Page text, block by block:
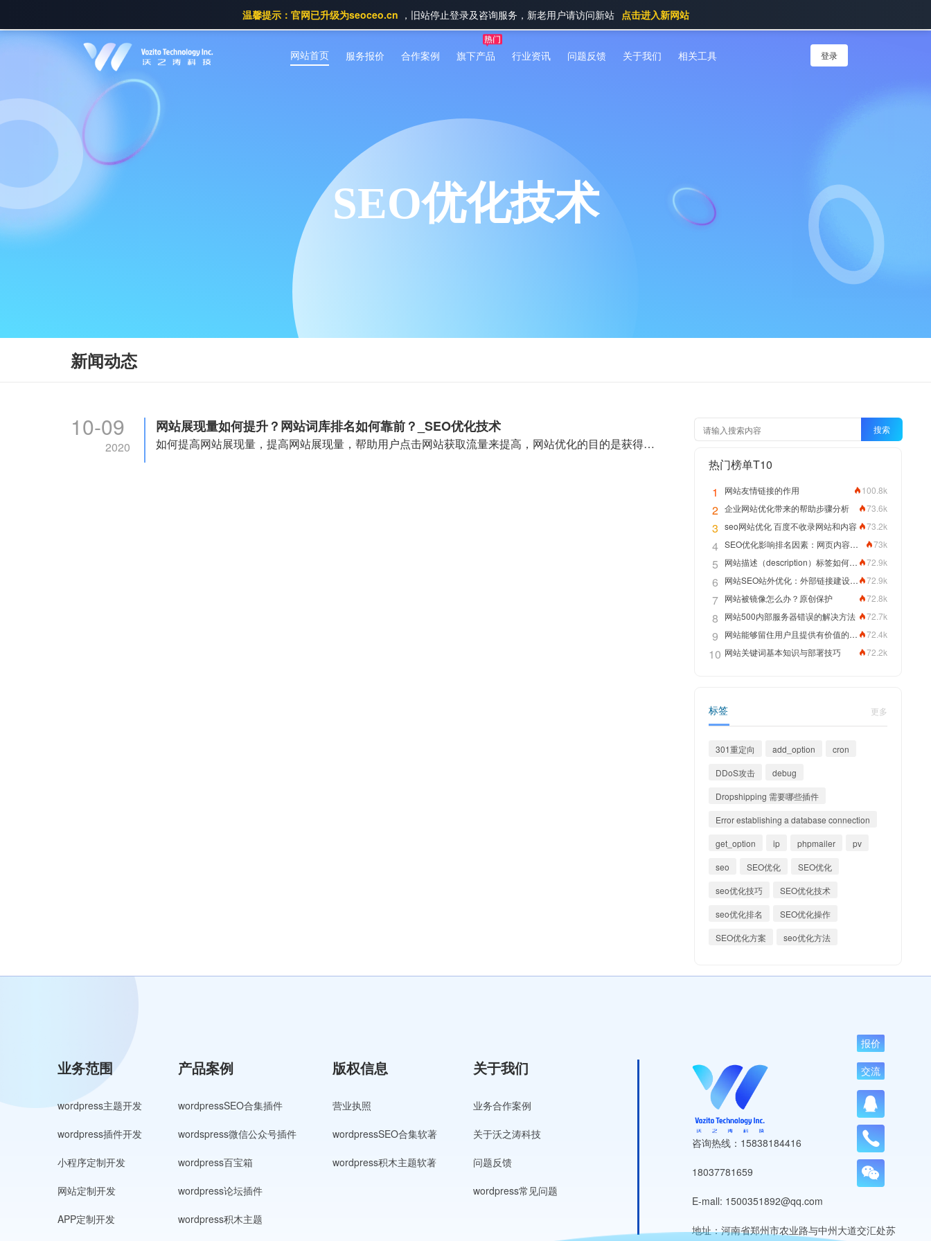
温馨提示：官网已升级为seoceo.cn ，旧站停止登录及咨询服务，新老用户请访问新站 点击进入新网站
网站首页 服务报价 合作案例 旗下产品 行业资讯 问题反馈 关于我们 相关工具 登录
SEO优化技术
新闻动态
10-09
2020
网站展现量如何提升？网站词库排名如何靠前？_SEO优化技术
如何提高网站展现量，提高网站展现量，帮助用户点击网站获取流量来提高，网站优化的目的是获得流量点击和转换，词汇排名在榜首，网站获得更多的展示机会，帮助改进点击和转换。
搜索
热门榜单T10
1
100.8k
网站友情链接的作用
2 73.6k
企业网站优化带来的帮助步骤分析
3 73.2k
seo网站优化 百度不收录网站和内容
4 73k
SEO优化影响排名因素：网页内容拼写正确性
5 72.9k
网站描述（description）标签如何编写优化网站排名
6 72.9k
网站SEO站外优化：外部链接建设方法
7 72.8k
网站被镜像怎么办？原创保护
8 72.7k
网站500内部服务器错误的解决方法
9 72.4k
网站能够留住用户且提供有价值的内容，关键词排名靠前指日可待
10 72.2k
网站关键词基本知识与部署技巧
标签 更多
301重定向 add_option
cron
DDoS攻击
debug
Dropshipping 需要哪些插件
Error establishing a database connection
get_option
ip phpmailer
pv
seo
SEO优化
SEO优化
seo优化技巧
SEO优化技术
seo优化排名
SEO优化操作
SEO优化方案
seo优化方法
业务范围
wordpress主题开发
wordpress插件开发
小程序定制开发
网站定制开发
APP定制开发
产品案例
wordpressSEO合集插件
wordspress微信公众号插件
wordpress百宝箱
wordpress论坛插件
wordpress积木主题
版权信息
营业执照
wordpressSEO合集软著
wordpress积木主题软著
关于我们
业务合作案例
关于沃之涛科技
问题反馈
wordpress常见问题
咨询热线：15838184416
18037781659
E-mall: 1500351892@qq.com
地址：河南省郑州市农业路与中州大道交汇处苏
报价
交流